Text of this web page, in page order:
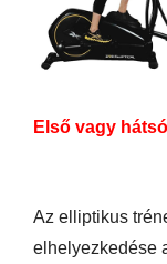
Első vagy
Az elliptikus
elhelyezkedése